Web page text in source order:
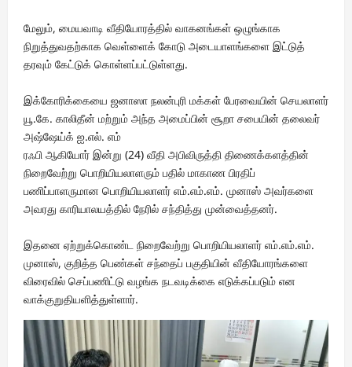
மேலும், மையவாடி வீதியோரத்தில் வாகனங்கள் ஒழுங்காக
நிறுத்துவதற்காக வெள்ளைக் கோடு அடையாளங்களை இட்டுத்
தரவும் கேட்டுக் கொள்ளப்பட்டுள்ளது.
இக்கோரிக்கையை ஜனாஸா நலன்புரி மக்கள் பேரவையின் செயலாளர்
யூ.கே. காலிதீன் மற்றும் அந்த அமைப்பின் சூறா சபையின் தலைவர்
அஷ்ஷேய்க் ஐ.எல். எம்
ரஃபி ஆகியோர் இன்று (24) வீதி அபிவிருத்தி திணைக்களத்தின்
நிறைவேற்று பொறியியலாளரும் பதில் மாகாண பிரதிப்
பணிப்பாளருமான பொறியியலாளர் எம்.எம்.எம். முனாஸ் அவர்களை
அவரது காரியாலயத்தில் நேரில் சந்தித்து முன்வைத்தனர்.
இதனை ஏற்றுக்கொண்ட நிறைவேற்று பொறியியலாளர் எம்.எம்.எம்.
முனாஸ், குறித்த பெண்கள் சந்தைப் பகுதியின் வீதியோரங்களை
விரைவில் செப்பணிட்டு வழங்க நடவடிக்கை எடுக்கப்படும் என
வாக்குறுதியளித்துள்ளார்.